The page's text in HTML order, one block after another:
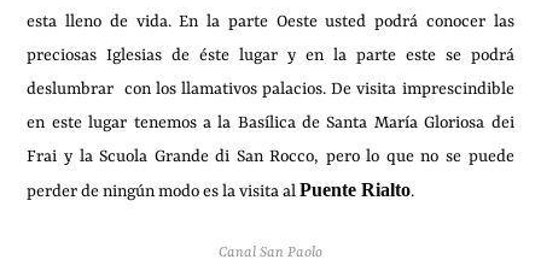
esta lleno de vida. En la parte Oeste usted podrá conocer las
preciosas Iglesias de éste lugar y en la parte este se podrá
deslumbrar con los llamativos palacios. De visita imprescindible
en este lugar tenemos a la Basílica de Santa María Gloriosa dei
Frai y la Scuola Grande di San Rocco, pero lo que no se puede
perder de ningún modo es la visita alPuente Rialto.
Canal San Paolo